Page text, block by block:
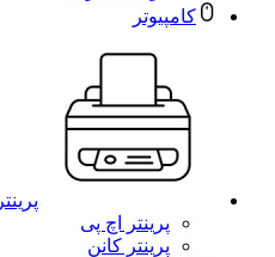
کامپیوتر
پرینتر
پرینتر اچ پی
پرینتر کانن